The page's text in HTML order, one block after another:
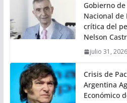
Gobierno
Nacional de
crítica del
Nelson
julio 31, 2026
Crisis de
Argentina
Económico